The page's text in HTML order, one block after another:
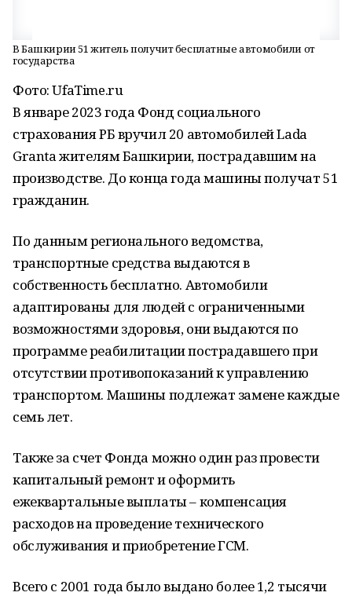
В Башкирии 51 житель получит бесплатные автомобили от
государства
Фото: UfaTime.ru
В январе 2023 года Фонд социального
страхования РБ вручил 20 автомобилей Lada
Granta жителям Башкирии, пострадавшим на
производстве. До конца года машины получат 51
гражданин.
По данным регионального ведомства,
транспортные средства выдаются в
собственность бесплатно. Автомобили
адаптированы для людей с ограниченными
возможностями здоровья, они выдаются по
программе реабилитации пострадавшего при
отсутствии противопоказаний к управлению
транспортом. Машины подлежат замене каждые
семь лет.
Также за счет Фонда можно один раз провести
капитальный ремонт и оформить
ежеквартальные выплаты – компенсация
расходов на проведение технического
обслуживания и приобретение ГСМ.
Всего с 2001 года было выдано более 1,2 тысячи